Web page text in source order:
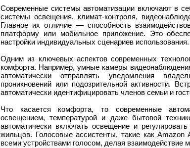
Современные системы автоматизации включают в
системы освещения, климат-контроля,
Главное их отличие — способность
платформу или мобильное приложение. Это
настройки индивидуальных сценариев использования.
Одним из ключевых аспектов современных
комфорта. Например, умные камеры
автоматически отправлять уведомления
проникновений или подозрительной активности.
автоматически идентифицировать членов семьи и
Что касается комфорта, то современные
освещением, температурой и даже бытовой
автоматически включать освещение и
жильцов. Голосовые ассистенты, такие как
всеми устройствами голосом, делая